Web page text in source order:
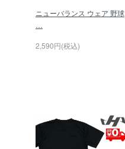
ニューバランス ウェア 野球
…
2,590円(税込)